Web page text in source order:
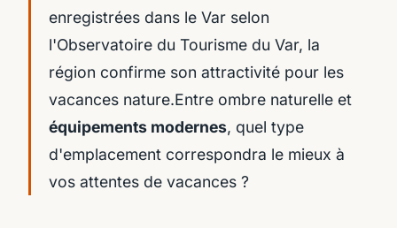
enregistrées dans le Var selon
l'Observatoire du Tourisme du Var, la
région confirme son attractivité pour les
vacances nature.Entre ombre naturelle et
équipements modernes, quel type
d'emplacement correspondra le mieux à
vos attentes de vacances ?